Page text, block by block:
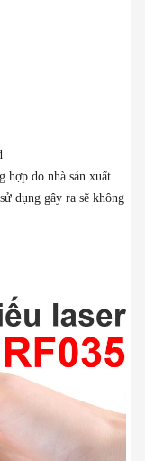
hợp do nhà sản xuất
dụng gây ra sẽ không